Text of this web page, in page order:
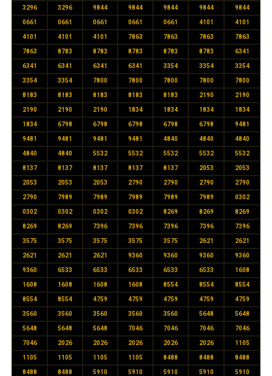
3296 3296 9844 9844 9844 9844 9844
0661 0661 0661 0661 0661 4101 4101
4101 4101 4101 7863 7863 7863 7863
7863 8783 8783 8783 8783 8783 6341
6341 6341 6341 6341 3354 3354 3354
3354 3354 7800 7800 7800 7800 7800
8183 8183 8183 8183 8183 2190 2190
2190 2190 2190 1834 1834 1834 1834
1834 6798 6798 6798 6798 6798 9481
9481 9481 9481 9481 4840 4840 4840
4840 4840 5532 5532 5532 5532 5532
8137 8137 8137 8137 8137 2053 2053
2053 2053 2053 2790 2790 2790 2790
2790 7989 7989 7989 7989 7989 0302
0302 0302 0302 0302 8269 8269 8269
8269 8269 7396 7396 7396 7396 7396
3575 3575 3575 3575 3575 2621 2621
2621 2621 2621 9360 9360 9360 9360
9360 6533 6533 6533 6533 6533 1608
1608 1608 1608 1608 8554 8554 8554
8554 8554 4759 4759 4759 4759 4759
3560 3560 3560 3560 3560 5648 5648
5648 5648 5648 7046 7046 7046 7046
7046 2026 2026 2026 2026 2026 1105
1105 1105 1105 1105 8488 8488 8488
8488 8488 5910 5910 5910 5910 5910